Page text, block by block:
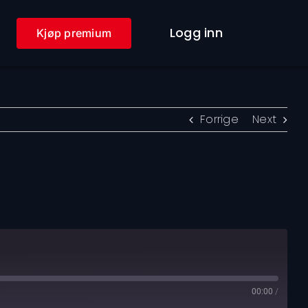
Kjøp premium Logg inn
Forrige Next
00:00 /